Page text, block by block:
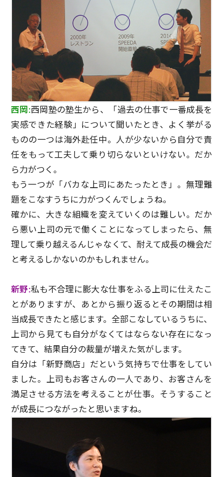
西岡:西岡塾の塾生から、「過去の仕事で一番成長を
実感できた経験」について聞いたとき、よく挙がる
ものの一つは海外赴任中。人が少ないから自分で責
任をもって工夫して乗り切らないといけない。だか
ら力がつく。
もう一つが「バカな上司にあたったとき」。無理難
題をこなすうちに力がつくんでしょうね。
確かに、大きな組織を変えていくのは難しい。だか
ら悪い上司の元で働くことになってしまったら、無
理して乗り越えるんじゃなくて、耐えて成長の機会だ
と考えるしかないのかもしれません。
新野:私も不合理に膨大な仕事をふる上司に仕えたこ
とがありますが、あとから振り返るとその期間は相
当成長できたと感じます。全部こなしているうちに、
上司から見ても自分がなくてはならない存在になっ
てきて、結果自分の裁量が増えた気がします。
自分は「新野商店」だという気持ちで仕事をしてい
ました。上司もお客さんの一人であり、お客さんを
満足させる方法を考えることが仕事。そうすること
が成長につながったと思いますね。